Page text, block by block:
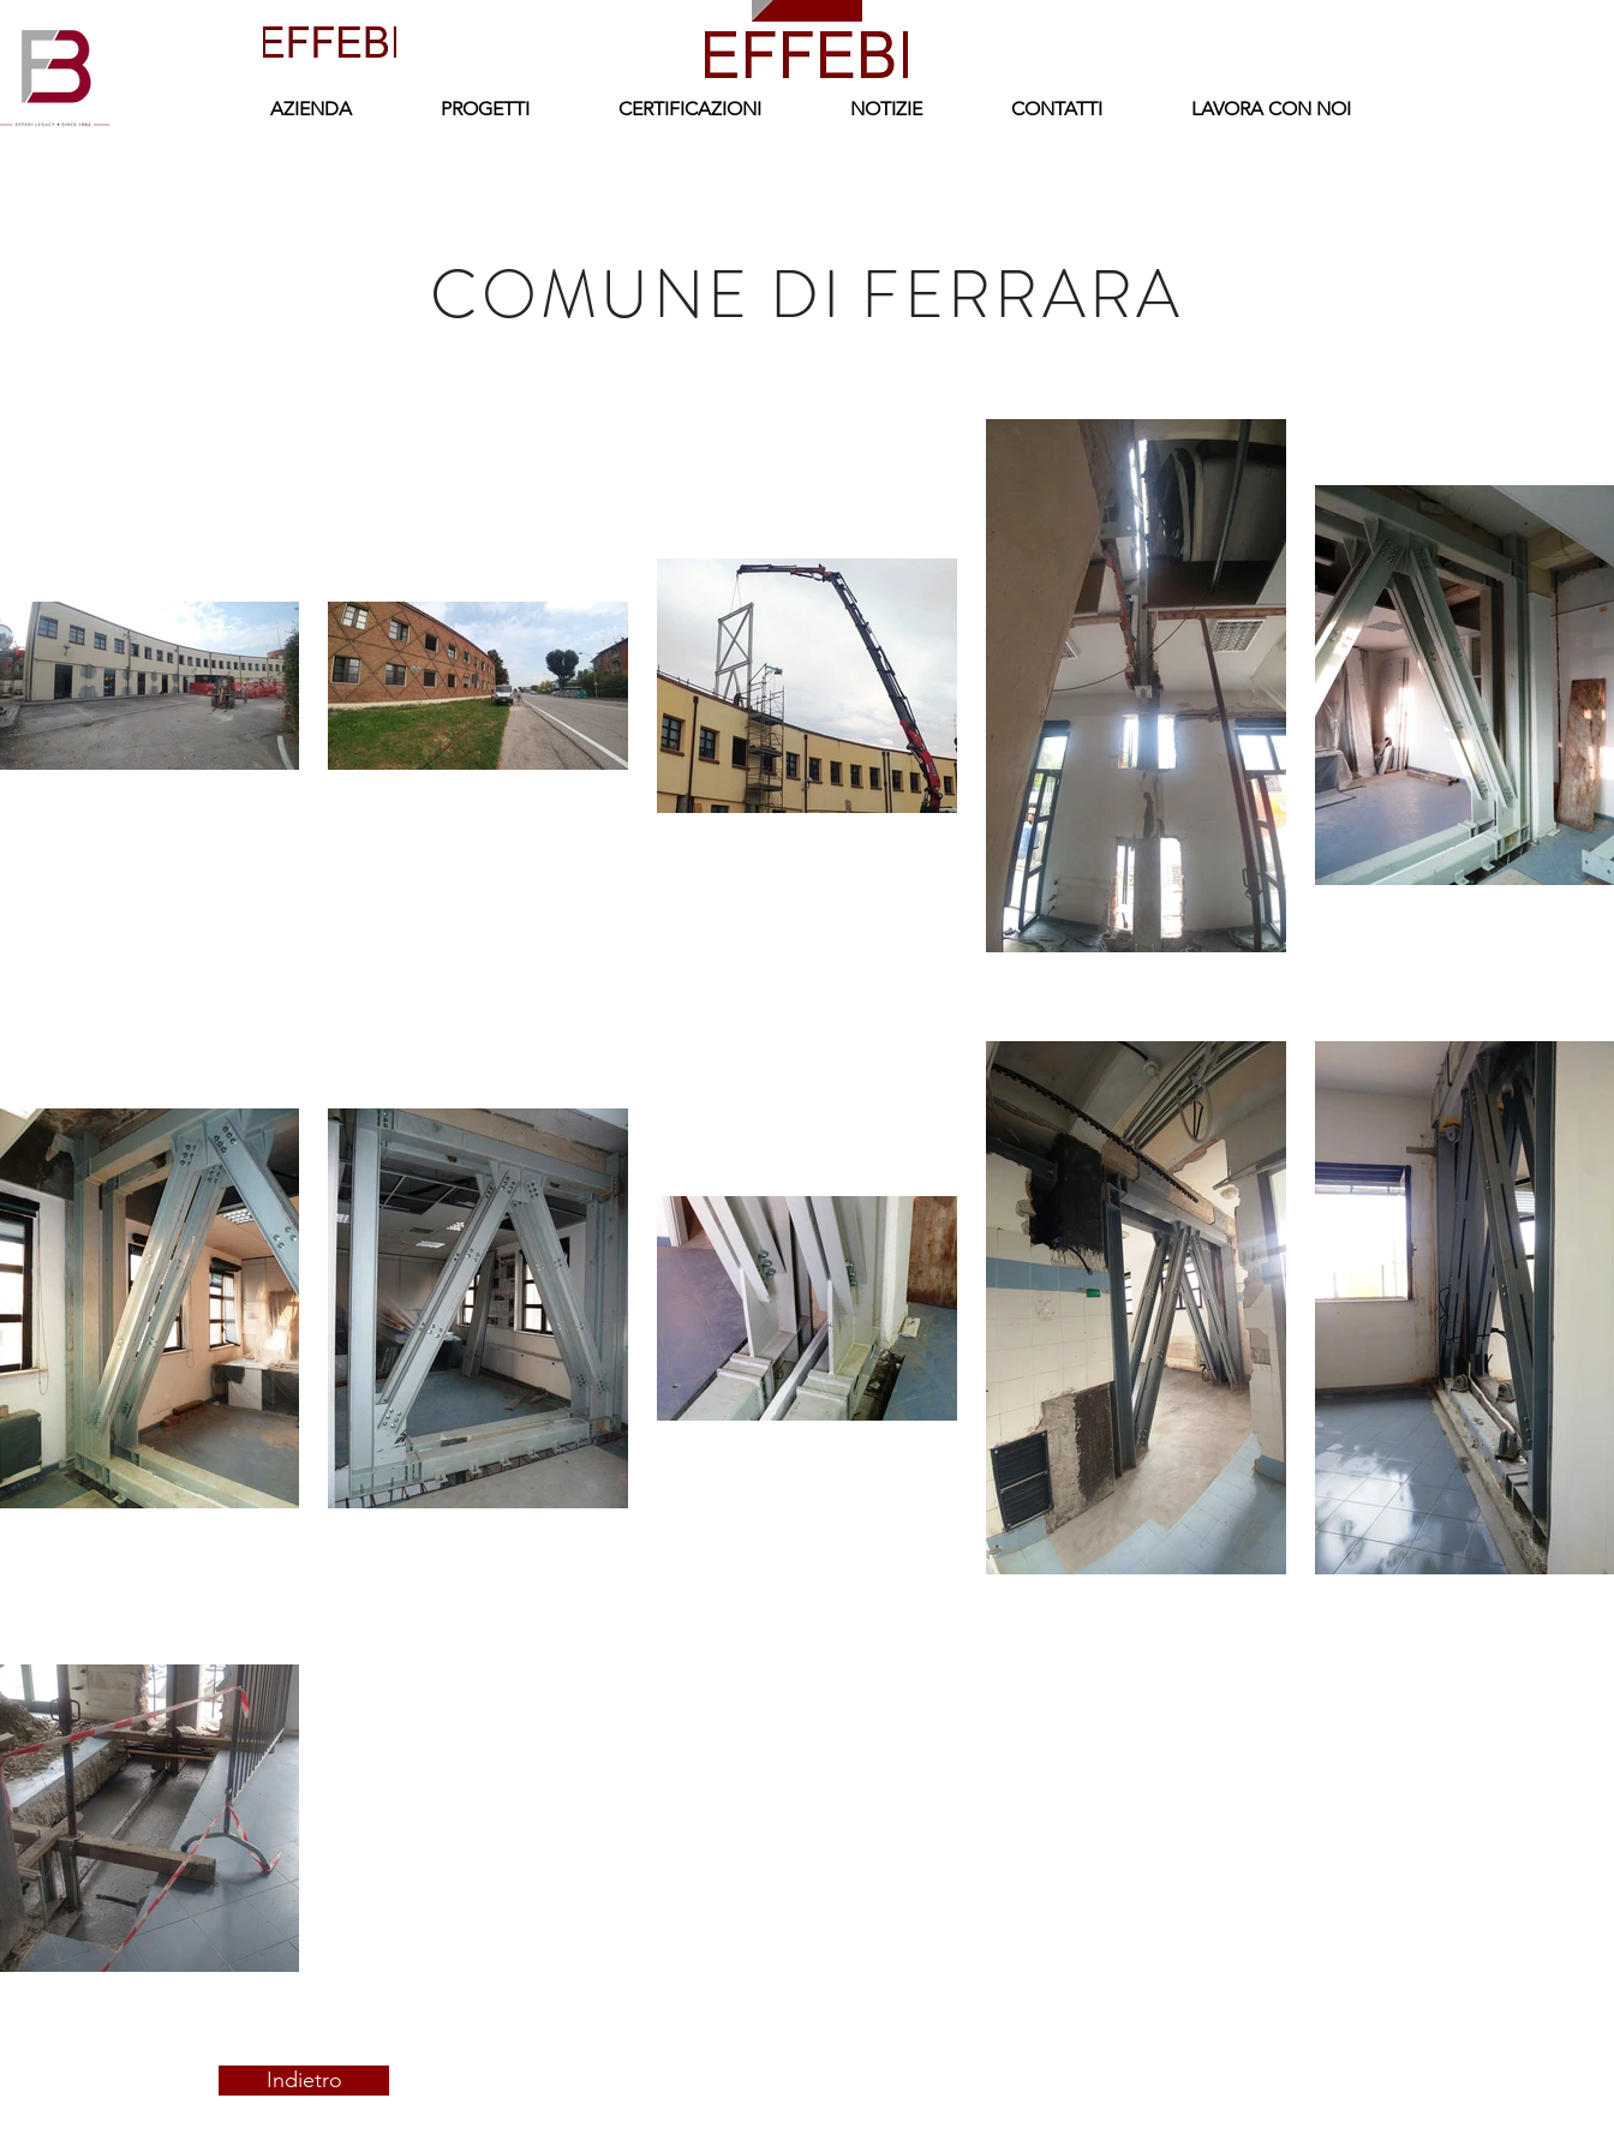
AZIENDA PROGETTI CERTIFICAZIONI NOTIZIE CONTATTI LAVORA CON NOI
COMUNE DI FERRARA
Indietro